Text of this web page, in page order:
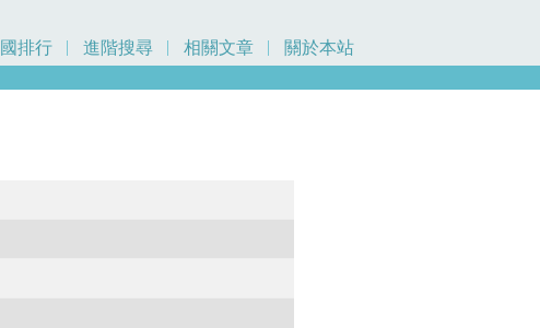
排行 進階搜尋 相關文章 關於本站